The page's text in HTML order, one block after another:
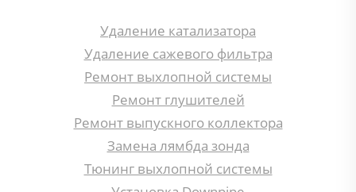
Удаление катализатора
Удаление сажевого фильтра
Ремонт выхлопной системы
Ремонт глушителей
Ремонт выпускного коллектора
Замена лямбда зонда
Тюнинг выхлопной системы